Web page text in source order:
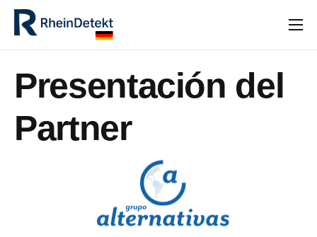
PRODUCTOS
SOLUCIONES INDUSTRIALES
NOTICIAS
[GTRANSLATE POSITION=»INLINE»]
Presentación del
Partner